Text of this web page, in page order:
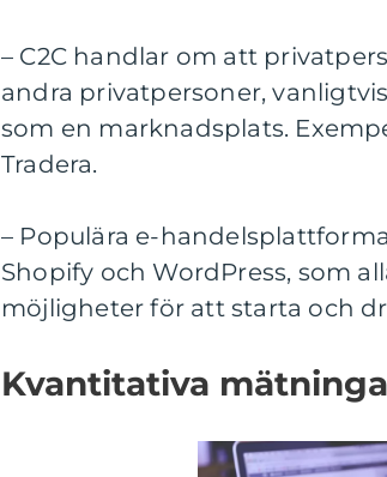
– C2C handlar om att
andra privatpersoner,
som en marknadsplats.
Tradera.
– Populära e-
Shopify och WordPress, som
möjligheter för att starta och
Kvantitativa